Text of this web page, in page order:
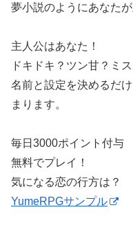
夢小説のようにあなた
主人公はあなた！
ドキドキ？ツン甘？ミ
名前と設定を決めるだ
まります。
毎日3000ポイント付与
無料でプレイ！
気になる恋の行方は？
YumeRPGサンプル